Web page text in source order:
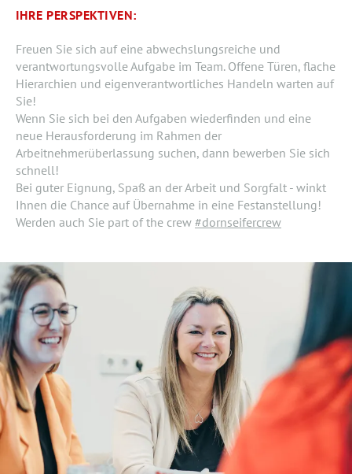
IHRE PERSPEKTIVEN:
Freuen Sie sich auf eine abwechslungsreiche und
verantwortungsvolle Aufgabe im Team. Offene Türen, flache
Hierarchien und eigenverantwortliches Handeln warten auf
Sie!
Wenn Sie sich bei den Aufgaben wiederfinden und eine
neue Herausforderung im Rahmen der
Arbeitnehmerüberlassung suchen, dann bewerben Sie sich
schnell!
Bei guter Eignung, Spaß an der Arbeit und Sorgfalt - winkt
Ihnen die Chance auf Übernahme in eine Festanstellung!
Werden auch Sie part of the crew #dornseifercrew